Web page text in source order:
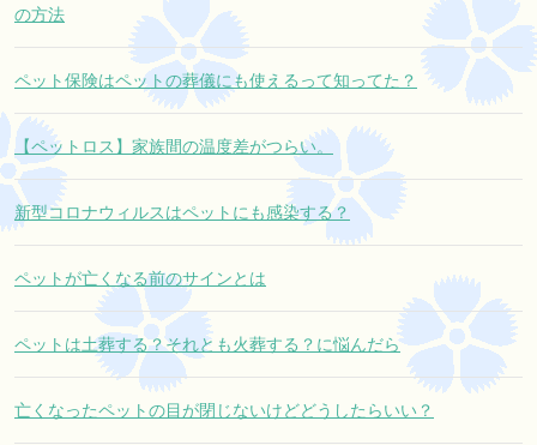
の方法
ペット保険はペットの葬儀にも使えるって知ってた？
【ペットロス】家族間の温度差がつらい。
新型コロナウィルスはペットにも感染する？
ペットが亡くなる前のサインとは
ペットは土葬する？それとも火葬する？に悩んだら
亡くなったペットの目が閉じないけどどうしたらいい？